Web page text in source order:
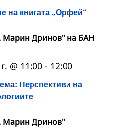
на книгата „Орфей“
Марин Дринов" на БАН
Перспективи на
@ 11:00 - 12:00
Марин Дринов"